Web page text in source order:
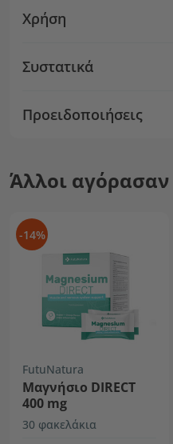
Χρήση
Συστατικά
Προειδοποιήσεις
Άλλοι αγόρασαν
-14%
FutuNatura
Μαγνήσιο DIRECT
400 mg
30 φακελάκια